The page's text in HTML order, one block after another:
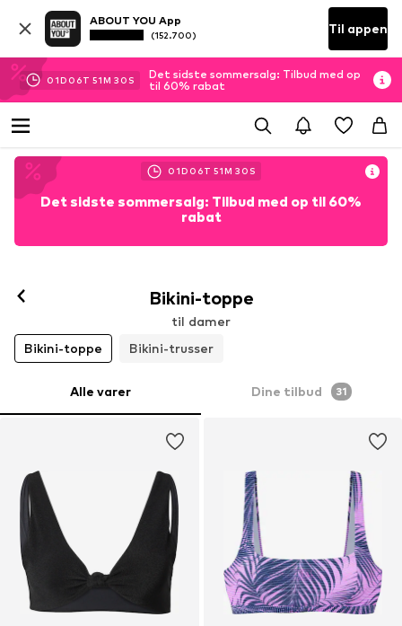
ABOUT YOU App
(152.700) Til appen
01D 06T 51M 28 S
Det sidste sommersalg: Tilbud med op
til 60% rabat
01D 06T 51M 28 S
Det sidste sommersalg: Tilbud med op til 60%
rabat
Bikini-toppe
til damer
Bikini-toppe
Bikini-trusser
Alle varer Dine tilbud 31